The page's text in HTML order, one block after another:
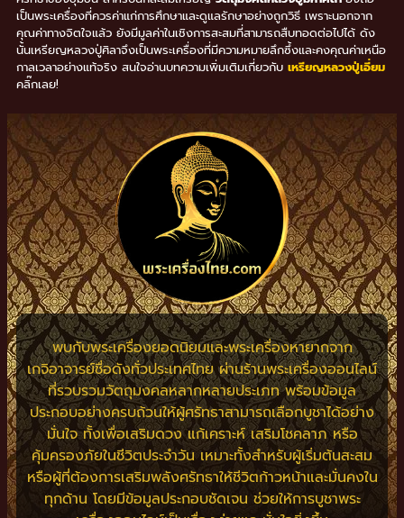
เป็นพระเครื่องที่ควรค่าแก่การศึกษาและดูแลรักษาอย่างถูกวิธี เพราะนอกจาก
คุณค่าทางจิตใจแล้ว ยังมีมูลค่าในเชิงการสะสมที่สามารถสืบทอดต่อไปได้ ดัง
นั้นเหรียญหลวงปู่ศิลาจึงเป็นพระเครื่องที่มีความหมายลึกซึ้งและคงคุณค่าเหนือ
กาลเวลาอย่างแท้จริง สนใจอ่านบทความเพิ่มเติมเกี่ยวกับ เหรียญหลวงปู่เอี่ยม
คลิ๊กเลย!
พบกับพระเครื่องยอดนิยมและพระเครื่องหายากจาก
เกจิอาจารย์ชื่อดังทั่วประเทศไทย ผ่านร้านพระเครื่องออนไลน์
ที่รวบรวมวัตถุมงคลหลากหลายประเภท พร้อมข้อมูล
ประกอบอย่างครบถ้วนให้ผู้ศรัทธาสามารถเลือกบูชาได้อย่าง
มั่นใจ ทั้งเพื่อเสริมดวง แก้เคราะห์ เสริมโชคลาภ หรือ
คุ้มครองภัยในชีวิตประจำวัน เหมาะทั้งสำหรับผู้เริ่มต้นสะสม
หรือผู้ที่ต้องการเสริมพลังศรัทธาให้ชีวิตก้าวหน้าและมั่นคงใน
ทุกด้าน โดยมีข้อมูลประกอบชัดเจน ช่วยให้การบูชาพระ